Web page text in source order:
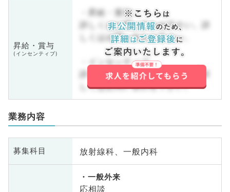
昇給・賞与
(インセンティブ)
・昇給・賞与
詳しくはお問い合わせ下さい。詳
しくはお問い合わせ下さい。
・インセンティブ
詳しくはお問い合わせ下さい。詳
しくはお問い合わせ下さい。
業務内容
募集科目 放射線科、一般内科
一般外来
応相談